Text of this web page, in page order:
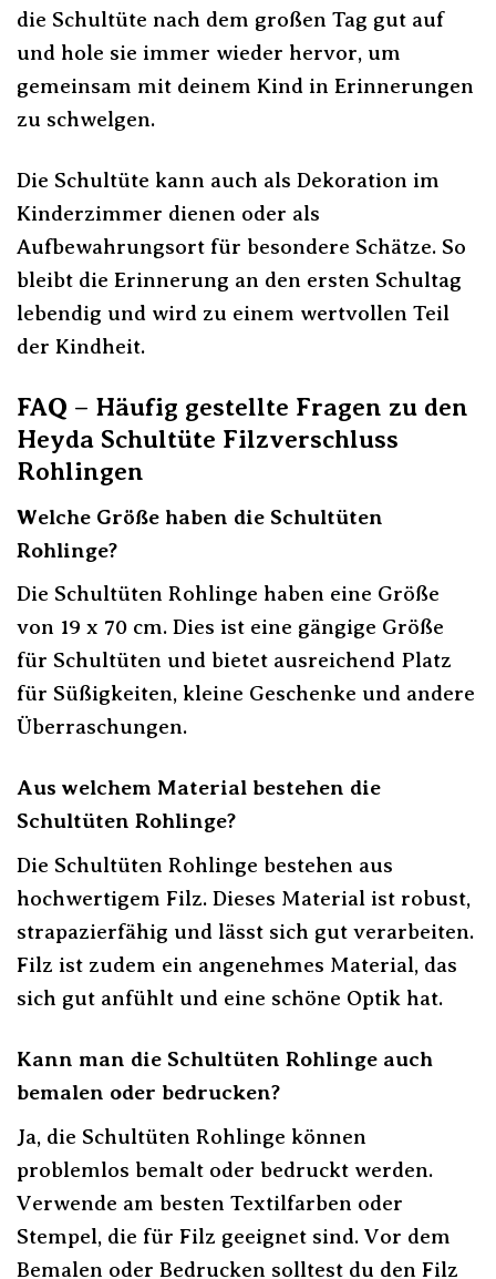
die Schultüte nach dem großen Tag gut auf
und hole sie immer wieder hervor, um
gemeinsam mit deinem Kind in Erinnerungen
zu schwelgen.
Die Schultüte kann auch als Dekoration im
Kinderzimmer dienen oder als
Aufbewahrungsort für besondere Schätze. So
bleibt die Erinnerung an den ersten Schultag
lebendig und wird zu einem wertvollen Teil
der Kindheit.
FAQ – Häufig gestellte Fragen zu den
Heyda Schultüte Filzverschluss
Rohlingen
Welche Größe haben die Schultüten
Rohlinge?
Die Schultüten Rohlinge haben eine Größe
von 19 x 70 cm. Dies ist eine gängige Größe
für Schultüten und bietet ausreichend Platz
für Süßigkeiten, kleine Geschenke und andere
Überraschungen.
Aus welchem Material bestehen die
Schultüten Rohlinge?
Die Schultüten Rohlinge bestehen aus
hochwertigem Filz. Dieses Material ist robust,
strapazierfähig und lässt sich gut verarbeiten.
Filz ist zudem ein angenehmes Material, das
sich gut anfühlt und eine schöne Optik hat.
Kann man die Schultüten Rohlinge auch
bemalen oder bedrucken?
Ja, die Schultüten Rohlinge können
problemlos bemalt oder bedruckt werden.
Verwende am besten Textilfarben oder
Stempel, die für Filz geeignet sind. Vor dem
Bemalen oder Bedrucken solltest du den Filz